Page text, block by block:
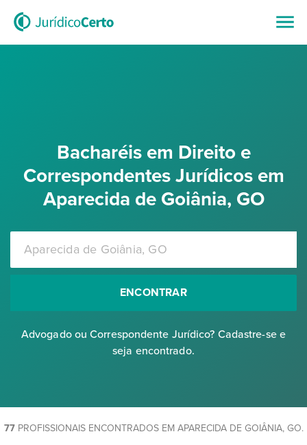
Bacharéis em Direito e
Correspondentes Jurídicos em
Aparecida de Goiânia, GO
ENCONTRAR
Advogado ou Correspondente Jurídico? Cadastre-se e
seja encontrado.
77PROFISSIONAIS ENCONTRADOS EM APARECIDA DE GOIÂNIA, GO.